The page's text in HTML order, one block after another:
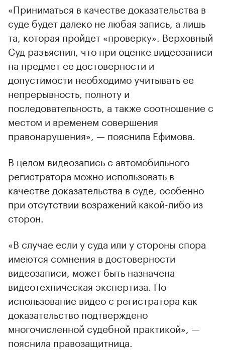
«Приниматься в качестве доказательства в
суде будет далеко не любая запись, а лишь
та, которая пройдет «проверку». Верховный
Суд разъяснил, что при оценке видеозаписи
на предмет ее достоверности и
допустимости необходимо учитывать ее
непрерывность, полноту и
последовательность, а также соотношение с
местом и временем совершения
правонарушения», — пояснила Ефимова.
В целом видеозапись с автомобильного
регистратора можно использовать в
качестве доказательства в суде, особенно
при отсутствии возражений какой-либо из
сторон.
«В случае если у суда или у стороны спора
имеются сомнения в достоверности
видеозаписи, может быть назначена
видеотехническая экспертиза. Но
использование видео с регистратора как
доказательство подтверждено
многочисленной судебной практикой», —
пояснила правозащитница.